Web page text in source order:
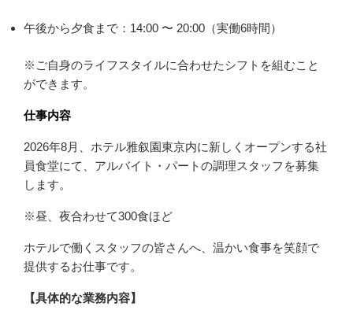
午後から夕食まで：14:00 〜 20:00（実働6時間）
※ご自身のライフスタイルに合わせたシフトを組むこと
ができます。
仕事内容
2026年8月、ホテル雅叙園東京内に新しくオープンする社
員食堂にて、アルバイト・パートの調理スタッフを募集
します。
※昼、夜合わせて300食ほど
ホテルで働くスタッフの皆さんへ、温かい食事を笑顔で
提供するお仕事です。
【具体的な業務内容】